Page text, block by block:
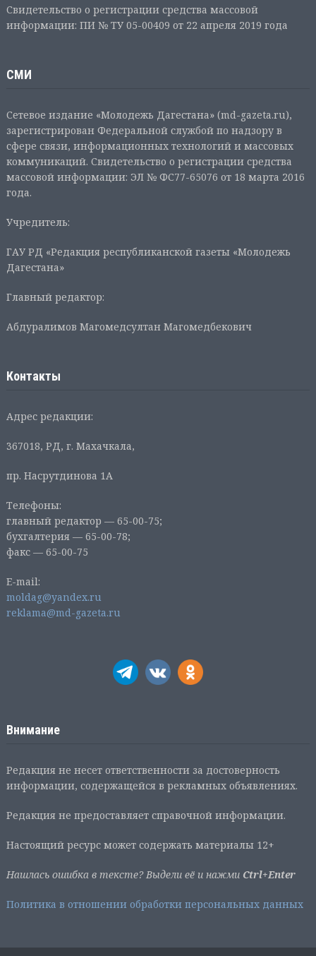
Свидетельство о регистрации средства массовой
информации: ПИ № ТУ 05-00409 от 22 апреля 2019 года
СМИ
Сетевое издание «Молодежь Дагестана» (md-gazeta.ru),
зарегистрирован Федеральной службой по надзору в
сфере связи, информационных технологий и массовых
коммуникаций. Свидетельство о регистрации средства
массовой информации: ЭЛ № ФС77-65076 от 18 марта 2016
года.
Учредитель:
ГАУ РД «Редакция республиканской газеты «Молодежь
Дагестана»
Главный редактор:
Абдуралимов Магомедсултан Магомедбекович
Контакты
Адрес редакции:
367018, РД, г. Махачкала,
пр. Насрутдинова 1А
Телефоны:
главный редактор — 65-00-75;
бухгалтерия — 65-00-78;
факс — 65-00-75
E-mail:
moldag@yandex.ru
reklama@md-gazeta.ru
Внимание
Редакция не несет ответственности за достоверность
информации, содержащейся в рекламных объявлениях.
Редакция не предоставляет справочной информации.
Настоящий ресурс может содержать материалы 12+
Нашлась ошибка в тексте? Выдели её и нажми Ctrl+Enter
Политика в отношении обработки персональных данных